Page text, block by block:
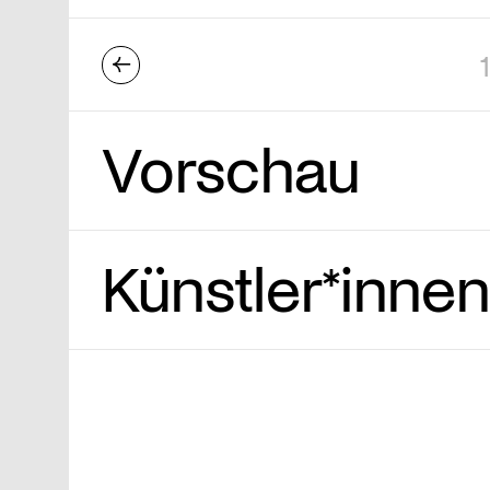
1
Vorschau
Künstler*innen